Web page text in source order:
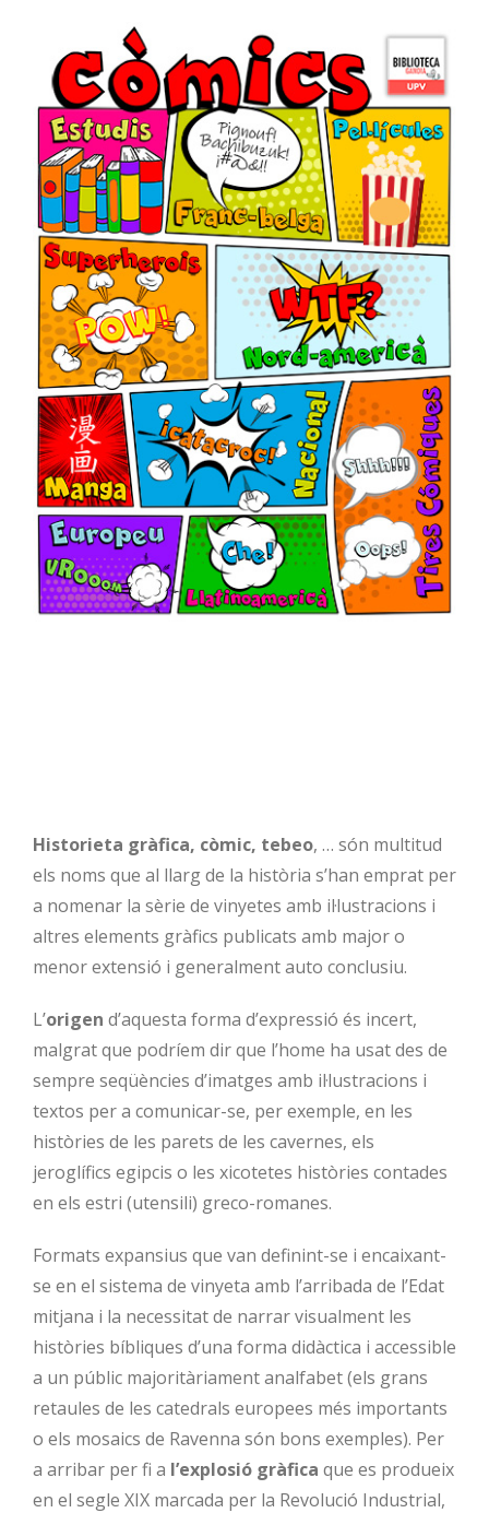
Historieta gràfica, còmic, tebeo, … són multitud
els noms que al llarg de la història s’han emprat per
a nomenar la sèrie de vinyetes amb il·lustracions i
altres elements gràfics publicats amb major o
menor extensió i generalment auto conclusiu.
L’origen d’aquesta forma d’expressió és incert,
malgrat que podríem dir que l’home ha usat des de
sempre seqüències d’imatges amb il·lustracions i
textos per a comunicar-se, per exemple, en les
històries de les parets de les cavernes, els
jeroglífics egipcis o les xicotetes històries contades
en els estri (utensili) greco-romanes.
Formats expansius que van definint-se i encaixant-
se en el sistema de vinyeta amb l’arribada de l’Edat
mitjana i la necessitat de narrar visualment les
històries bíbliques d’una forma didàctica i accessible
a un públic majoritàriament analfabet (els grans
retaules de les catedrals europees més importants
o els mosaics de Ravenna són bons exemples). Per
a arribar per fi a l’explosió gràfica que es produeix
en el segle XIX marcada per la Revolució Industrial,